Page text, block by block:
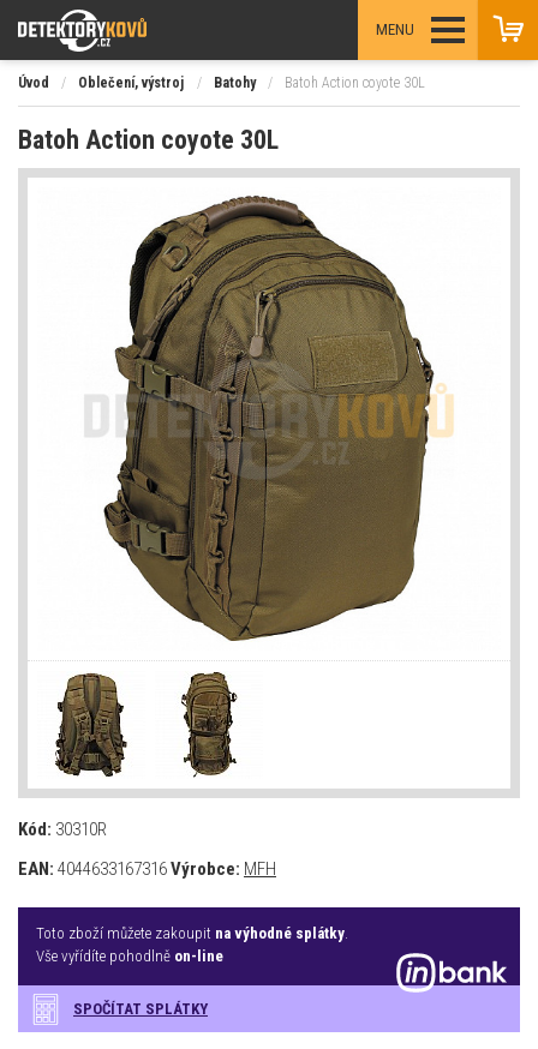
MENU
Úvod / Oblečení, výstroj / Batohy / Batoh Action coyote 30L
Batoh Action coyote 30L
Kód: 30310R
EAN: 4044633167316Výrobce: MFH
Toto zboží můžete zakoupit na výhodné splátky.
Vše vyřídíte pohodlně on-line
SPOČÍTAT SPLÁTKY